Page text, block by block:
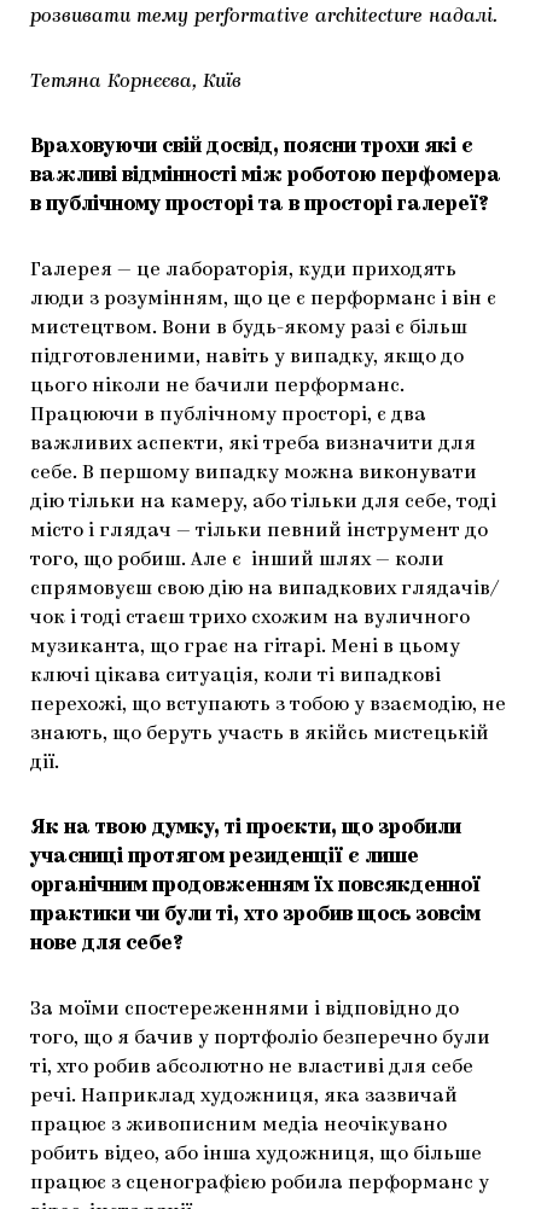
розвивати тему performative architecture надалі.
Тетяна Корнєєва, Київ
Враховуючи свій досвід, поясни трохи які є
важливі відмінності між роботою перфомера
в публічному просторі та в просторі галереї?
Галерея — це лабораторія, куди приходять
люди з розумінням, що це є перформанс і він є
мистецтвом. Вони в будь-якому разі є більш
підготовленими, навіть у випадку, якщо до
цього ніколи не бачили перформанс.
Працюючи в публічному просторі, є два
важливих аспекти, які треба визначити для
себе. В першому випадку можна виконувати
дію тільки на камеру, або тільки для себе, тоді
місто і глядач — тільки певний інструмент до
того, що робиш. Але є інший шлях — коли
спрямовуєш свою дію на випадкових глядачів/
чок і тоді стаєш трихо схожим на вуличного
музиканта, що грає на гітарі. Мені в цьому
ключі цікава ситуація, коли ті випадкові
перехожі, що вступають з тобою у взаємодію, не
знають, що беруть участь в якійсь мистецькій
дії.
Як на твою думку, ті проєкти, що зробили
учасниці протягом резиденції є лише
органічним продовженням їх повсякденної
практики чи були ті, хто зробив щось зовсім
нове для себе?
За моїми спостереженнями і відповідно до
того, що я бачив у портфоліо безперечно були
ті, хто робив абсолютно не властиві для себе
речі. Наприклад художниця, яка зазвичай
працює з живописним медіа неочікувано
робить відео, або інша художниця, що більше
працює з сценографією робила перформанс у